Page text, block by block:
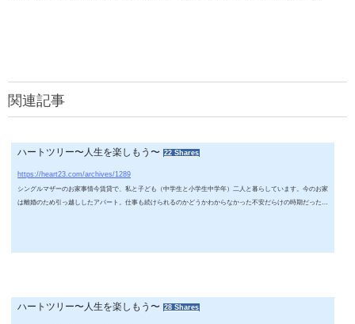
関連記事
ハートツリー〜人生を楽しもう〜 22 Shares
https://heart23.com/archives/1289
シングルマザーのお家事情今賃貸で、私と子ども（中学生と小学生中学年）二人と暮らしています。今のお家
は離婚のため引っ越ししたアパート。仕事も続けられるのかどうかわからなかった不安だらけの時期だったの
ハートツリー〜人生を楽しもう〜 28 Shares